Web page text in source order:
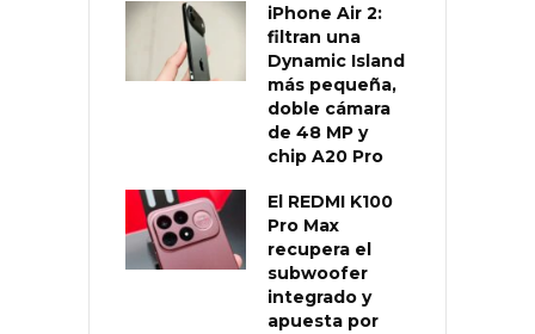
iPhone Air 2:
filtran una
Dynamic Island
más pequeña,
doble cámara
de 48 MP y
chip A20 Pro
El REDMI K100
Pro Max
recupera el
subwoofer
integrado y
apuesta por